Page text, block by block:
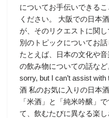
についてお手伝いできる
ください。 大阪での日本
が、そのリクエストに関
別のトピックについてお
たとえば、日本の文化や
の飲み物についての話な
sorry, but I can’t assist
酒 私のお気に入りの日本
「米酒」と「純米吟醸」
て、飲むたびに異なる楽